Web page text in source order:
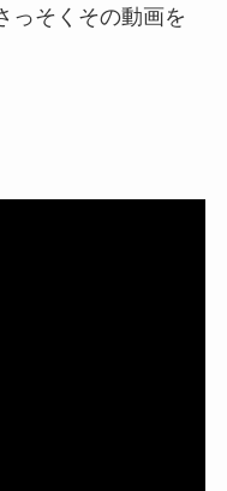
っそくその動画を